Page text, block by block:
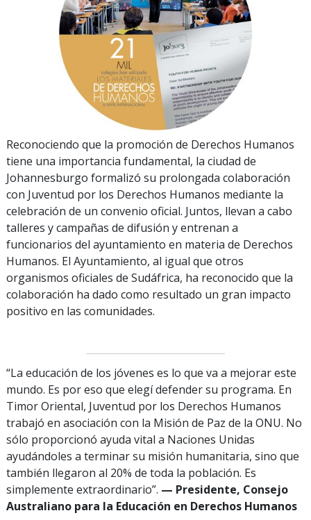
Reconociendo que la promoción de Derechos Humanos
tiene una importancia fundamental, la ciudad de
Johannesburgo formalizó su prolongada colaboración
con Juventud por los Derechos Humanos mediante la
celebración de un convenio oficial. Juntos, llevan a cabo
talleres y campañas de difusión y entrenan a
funcionarios del ayuntamiento en materia de Derechos
Humanos. El Ayuntamiento, al igual que otros
organismos oficiales de Sudáfrica, ha reconocido que la
colaboración ha dado como resultado un gran impacto
positivo en las comunidades.
“La educación de los jóvenes es lo que va a mejorar este
mundo. Es por eso que elegí defender su programa. En
Timor Oriental, Juventud por los Derechos Humanos
trabajó en asociación con la Misión de Paz de la ONU. No
sólo proporcionó ayuda vital a Naciones Unidas
ayudándoles a terminar su misión humanitaria, sino que
también llegaron al 20% de toda la población. Es
simplemente extraordinario”. — Presidente, Consejo
Australiano para la Educación en Derechos Humanos